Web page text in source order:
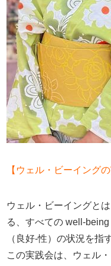
【ウェル・ビーイングの
ウェル・ビーイングと
る、すべての well-being
（良好-性）の状況を指
この実践会は、ウェル